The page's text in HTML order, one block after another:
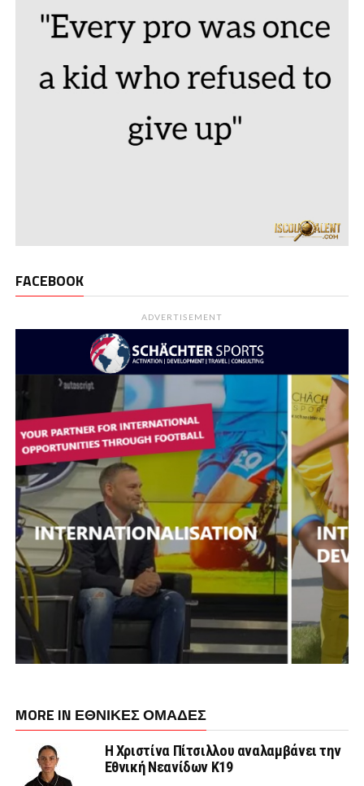
FACEBOOK
ADVERTISEMENT
MORE IN ΕΘΝΙΚΕΣ ΟΜΑΔΕΣ
Η Χριστίνα Πίτσιλλου αναλαμβάνει την
Εθνική Νεανίδων Κ19